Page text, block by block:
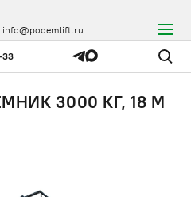
33
info@podemlift.ru
3000 КГ, 18 М